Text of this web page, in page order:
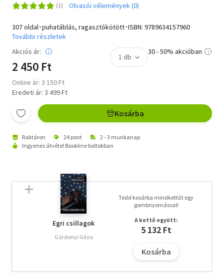
Olvasói vélemények (0)
307 oldal･puhatáblás, ragasztókötött･ISBN: 9789634157960
További részletek
Akciós ár:
2 450 Ft
Online ár: 3 150 Ft
Eredeti ár: 3 499 Ft
30 - 50% akcióban
Kosárba
Raktáron 24 pont
2 - 3 munkanap
Ingyenes átvétel Bookline boltokban
Egri csillagok
Gárdonyi Géza
Tedd kosárba mindkettőt egy
gombnyomással!
A kettő együtt:
5 132 Ft
Kosárba